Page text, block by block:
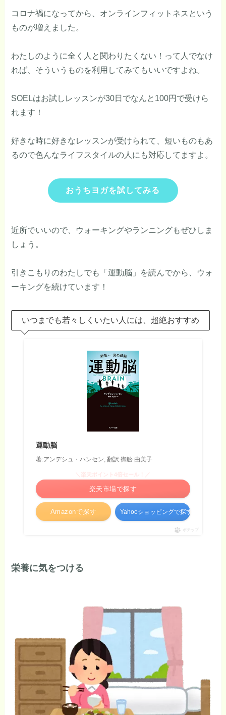
コロナ禍になってから、オンラインフィットネスという
ものが増えました。
わたしのように全く人と関わりたくない！って人でなけ
れば、そういうものを利用してみてもいいですよね。
SOELはお試しレッスンが30日でなんと100円で受けら
れます！
好きな時に好きなレッスンが受けられて、短いものもあ
るので色んなライフスタイルの人にも対応してますよ。
おうちヨガを試してみる
近所でいいので、ウォーキングやランニングもぜひしま
しょう。
引きこもりのわたしでも「運動脳」を読んでから、ウォ
ーキングを続けています！
いつまでも若々しくいたい人には、超絶おすすめ
運動脳
著:アンデシュ・ハンセン, 翻訳:御舩 由美子
Amazonで探す
＼楽天ポイント4倍セール！／
楽天市場で探す
Yahooショッピングで探す
ポチップ
栄養に気をつける